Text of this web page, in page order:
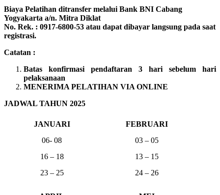
Biaya Pelatihan ditransfer melalui Bank BNI Cabang
Yogyakarta a/n. Mitra Diklat
No. Rek. : 0917-6800-53 atau dapat dibayar langsung pada saat
registrasi.
Catatan :
Batas konfirmasi pendaftaran 3 hari sebelum hari
pelaksanaan
MENERIMA PELATIHAN VIA ONLINE
JADWAL TAHUN 2025
JANUARI
FEBRUARI
06- 08
03 – 05
16 – 18
13 – 15
23 – 25
24 – 26